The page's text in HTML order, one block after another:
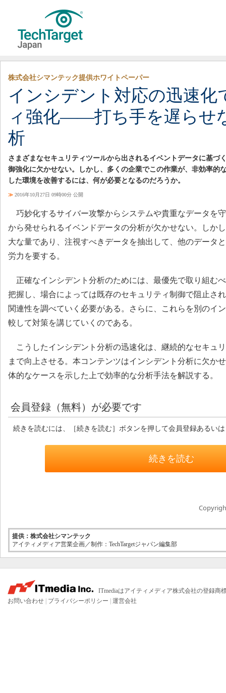
インシデント対応の迅速化
ィ強化――打ち手を遅らせ
析
株式会社シマンテック提供ホワイトペーパー
さまざまなセキュリティツールから出されるイベントデータに基づ
御強化に欠かせない。しかし、多くの企業でこの作業が、非効率的
した環境を改善するには、何が必要となるのだろうか。
≫ 2016年10月27日 09時00分 公開
巧妙化するサイバー攻撃からシステムや貴重なデータを
から発せられるイベンドデータの分析が欠かせない。しか
大な量であり、注視すべきデータを抽出して、他のデータ
労力を要する。
正確なインシデント分析のためには、最優先で取り組む
把握し、場合によっては既存のセキュリティ制御で阻止さ
関連性を調べていく必要がある。さらに、これらを別のイ
較して対策を講じていくのである。
こうしたインシデント分析の迅速化は、継続的なセキュ
まで向上させる。本コンテンツはインシデント分析に欠か
体的なケースを示した上で効率的な分析手法を解説する。
会員登録（無料）が必要です
続きを読むには、［続きを読む］ボタンを押して会員登録あるい
続きを読む
提供：株式会社シマンテック
アイティメディア営業企画／制作：TechTargetジャパン編集部
ITmediaはアイティメディア株式会社の登録商
お問い合わせ
プライバシーポリシー 運営会社